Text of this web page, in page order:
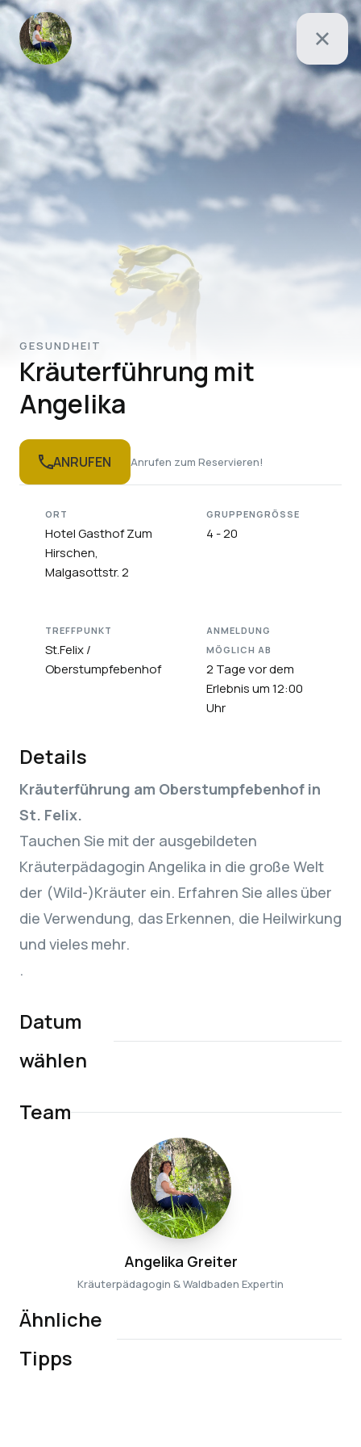
GESUNDHEIT
Kräuterführung mit
Angelika
ANRUFEN Anrufen zum Reservieren!
ORT
Hotel Gasthof Zum
Hirschen,
Malgasottstr. 2
GRUPPENGRÖSSE
4 - 20
TREFFPUNKT
St.Felix /
Oberstumpfebenhof
ANMELDUNG
MÖGLICH AB
2 Tage vor dem
Erlebnis um 12:00
Uhr
Details
Kräuterführung am Oberstumpfebenhof in
St. Felix.
Tauchen Sie mit der ausgebildeten
Kräuterpädagogin Angelika in die große Welt
der (Wild-)Kräuter ein. Erfahren Sie alles über
die Verwendung, das Erkennen, die Heilwirkung
und vieles mehr.
.
Datum
wählen
Team
Angelika Greiter
Kräuterpädagogin & Waldbaden Expertin
Ähnliche
Tipps
Kräuterwerkstatt
mit Anita